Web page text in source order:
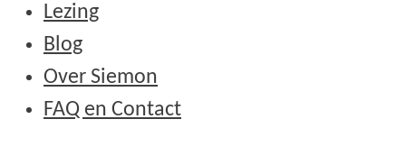
Lezing
Blog
Over Siemon
FAQ en Contact